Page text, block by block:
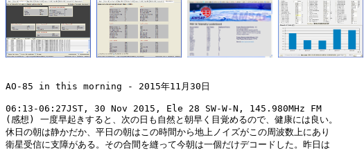
AO-85 in this morning - 2015年11月30日
06:13-06:27JST, 30 Nov 2015, Ele 28 SW-W-N, 145.980MHz FM
(感想) 一度早起きすると、次の日も自然と朝早く目覚めるので、健康には良い。
休日の朝は静かだか、平日の朝はこの時間から地上ノイズがこの周波数上にあり
衛星受信に支障がある。その合間を縫って今朝は一個だけデコードした。昨日は